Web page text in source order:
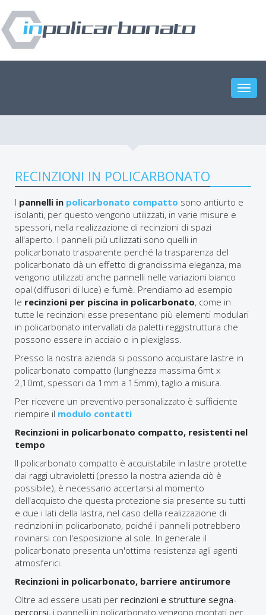
RECINZIONI IN POLICARBONATO
I pannelli in policarbonato compatto sono antiurto e
isolanti, per questo vengono utilizzati, in varie misure e
spessori, nella realizzazione di recinzioni di spazi
all'aperto. I pannelli più utilizzati sono quelli in
policarbonato trasparente perché la trasparenza del
policarbonato dà un effetto di grandissima eleganza, ma
vengono utilizzati anche pannelli nelle variazioni bianco
opal (diffusori di luce) e fumè. Prendiamo ad esempio
le recinzioni per piscina in policarbonato, come in
tutte le recinzioni esse presentano più elementi modulari
in policarbonato intervallati da paletti reggistruttura che
possono essere in acciaio o in plexiglass.
Presso la nostra azienda si possono acquistare lastre in
policarbonato compatto (lunghezza massima 6mt x
2,10mt, spessori da 1mm a 15mm), taglio a misura.
Per ricevere un preventivo personalizzato è sufficiente
riempire il modulo contatti
Recinzioni in policarbonato compatto, resistenti nel
tempo
Il policarbonato compatto è acquistabile in lastre protette
dai raggi ultravioletti (presso la nostra azienda ciò è
possibile), è necessario accertarsi al momento
dell'acquisto che questa protezione sia presente su tutti
e due i lati della lastra, nel caso della realizzazione di
recinzioni in policarbonato, poiché i pannelli potrebbero
rovinarsi con l'esposizione al sole. In generale il
policarbonato presenta un'ottima resistenza agli agenti
atmosferici.
Recinzioni in policarbonato, barriere antirumore
Oltre ad essere usati per recinzioni e strutture segna-
percorsi, i pannelli in policarbonato vengono montati per